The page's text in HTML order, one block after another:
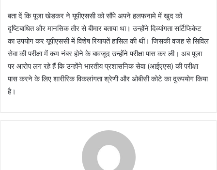
बता दें कि पूजा खेडकर ने यूपीएससी को सौंपे अपने हलफनामे में खुद को
दृष्टिबाधित और मानसिक तौर से बीमार बताया था। उन्होंने दिव्यांगता सर्टिफिकेट
का उपयोग कर यूपीएससी में विशेष रियायतें हासिल की थीं। जिसकी वजह से सिविल
सेवा की परीक्षा में कम नंबर होने के बावजूद उन्होंने परीक्षा पास कर ली। अब पूजा
पर आरोप लग रहे हैं कि उन्होंने भारतीय प्रशासनिक सेवा (आईएएस) की परीक्षा
पास करने के लिए शारीरिक विकलांगता श्रेणी और ओबीसी कोटे का दुरुपयोग किया
है।